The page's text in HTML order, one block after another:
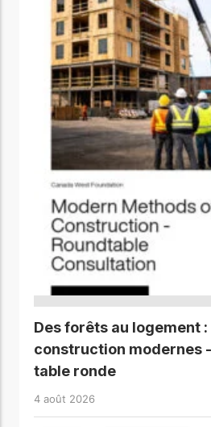
Des forêts au logement
construction modernes
table ronde
4 août 2026